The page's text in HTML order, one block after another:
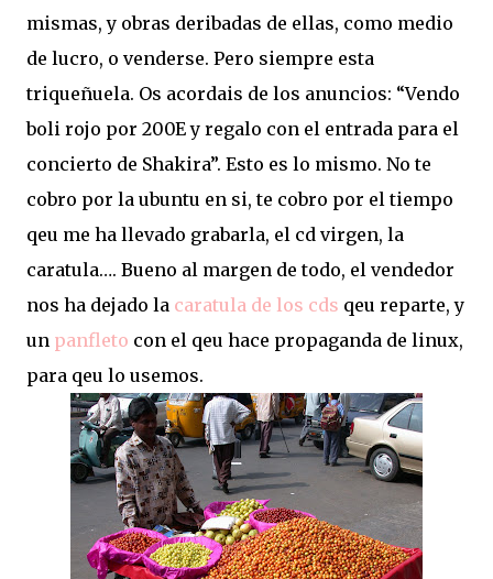
mismas, y obras deribadas de ellas, como medio
de lucro, o venderse. Pero siempre esta
triqueñuela. Os acordais de los anuncios: “Vendo
boli rojo por 200E y regalo con el entrada para el
concierto de Shakira”. Esto es lo mismo. No te
cobro por la ubuntu en si, te cobro por el tiempo
qeu me ha llevado grabarla, el cd virgen, la
caratula…. Bueno al margen de todo, el vendedor
nos ha dejado la caratula de los cds qeu reparte, y
un panfleto con el qeu hace propaganda de linux,
para qeu lo usemos.